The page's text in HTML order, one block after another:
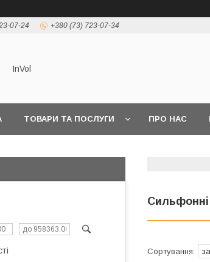
07-24 +380 (73) 723-07-34
InVol
ТОВАРИ ТА ПОСЛУГИ ПРО НАС